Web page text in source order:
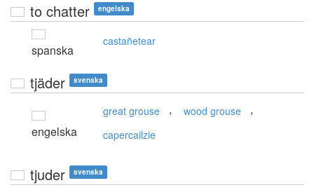
to chatter engelska
spanska
castañetear
tjäder svenska
engelska
great grouse , wood grouse ,
capercailzie
tjuder svenska